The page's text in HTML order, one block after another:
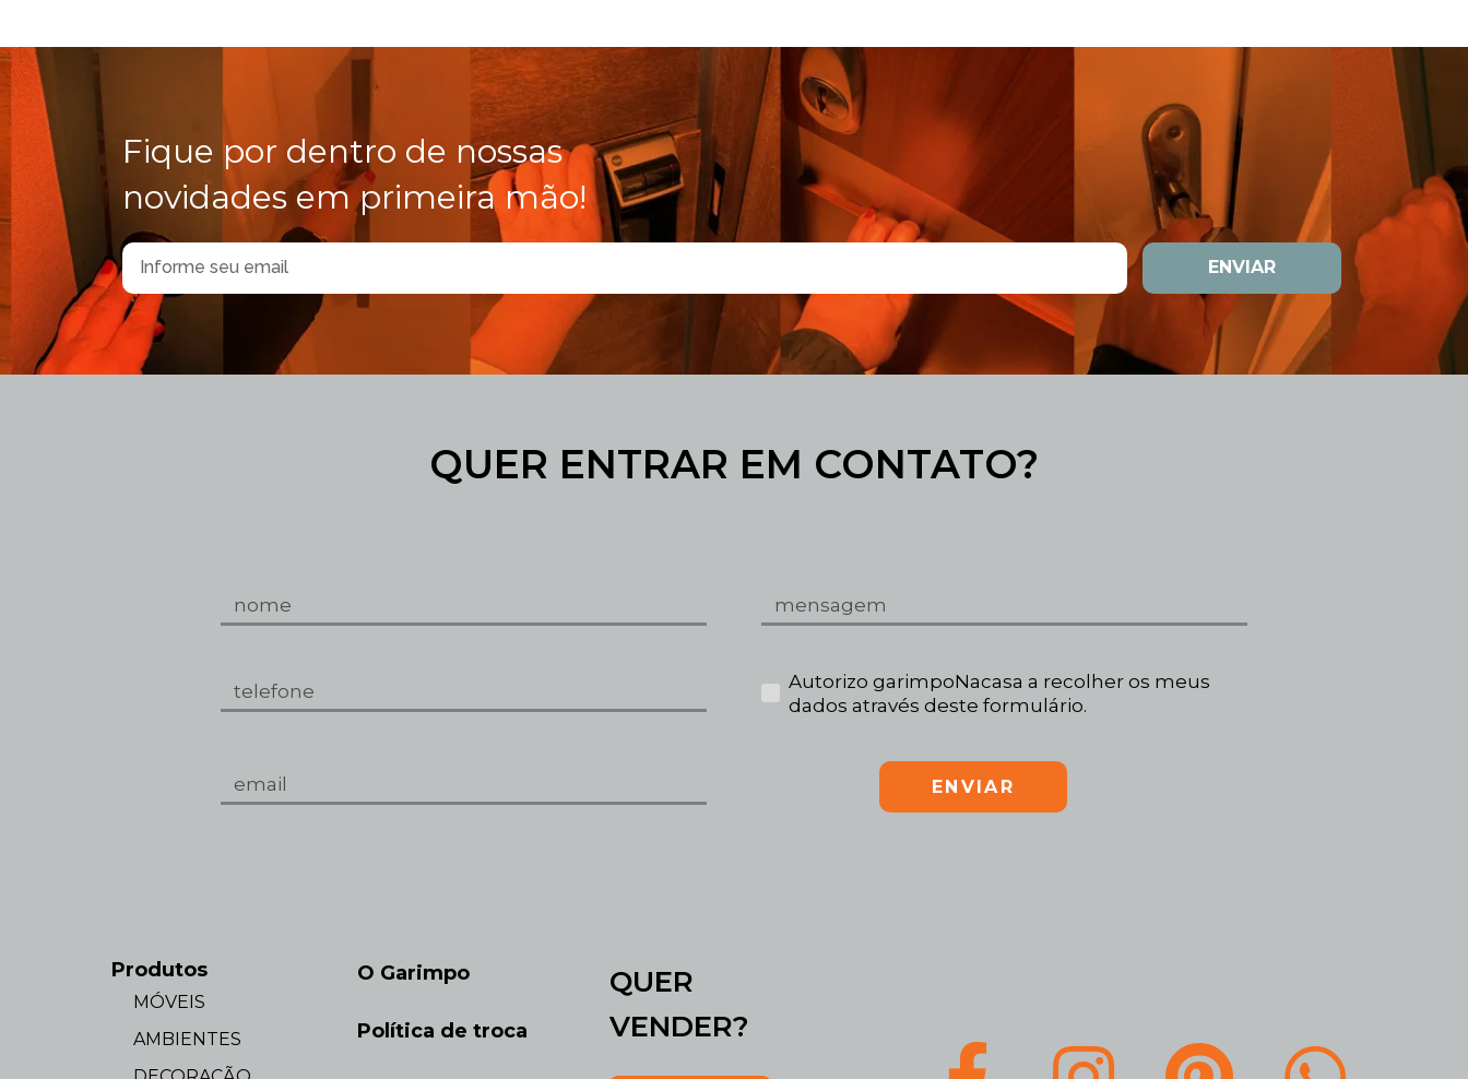
Fique por dentro de nossas
novidades em primeira mão!
ENVIAR
QUER ENTRAR EM CONTATO?
Autorizo garimpoNacasa a recolher os meus
dados através deste formulário.
ENVIAR
Produtos
MÓVEIS
AMBIENTES
O Garimpo
Política de troca
QUER
VENDER?